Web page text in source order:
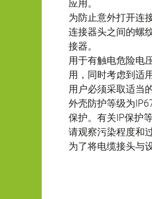
应用。
为防止意外打开连
连接器头之间的螺
接器。
用于有触电危险电
用，同时考虑到适
用户必须采取适当
外壳防护等级为
保护。有关IP保护
请观察污染程度和
为了将电缆接头与